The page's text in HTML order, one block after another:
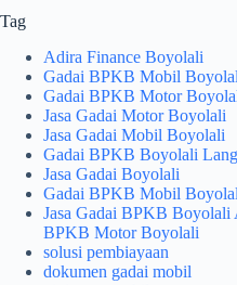
Tag
Adira Finance Boyolali
Gadai BPKB Mobil
Gadai BPKB Motor
Jasa Gadai Motor Boyolali
Jasa Gadai Mobil Boyolali
Gadai BPKB Boyolali
Jasa Gadai Boyolali
Gadai BPKB Mobil
Jasa Gadai BPKB Boyolali
BPKB Motor Boyolali
solusi pembiayaan
dokumen gadai mobil